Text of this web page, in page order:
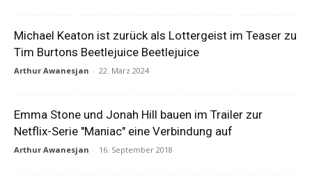
Michael Keaton ist zurück als Lottergeist im Teaser zu
Tim Burtons Beetlejuice Beetlejuice
Arthur Awanesjan - 22. März 2024
Emma Stone und Jonah Hill bauen im Trailer zur
Netflix-Serie "Maniac" eine Verbindung auf
Arthur Awanesjan - 16. September 2018